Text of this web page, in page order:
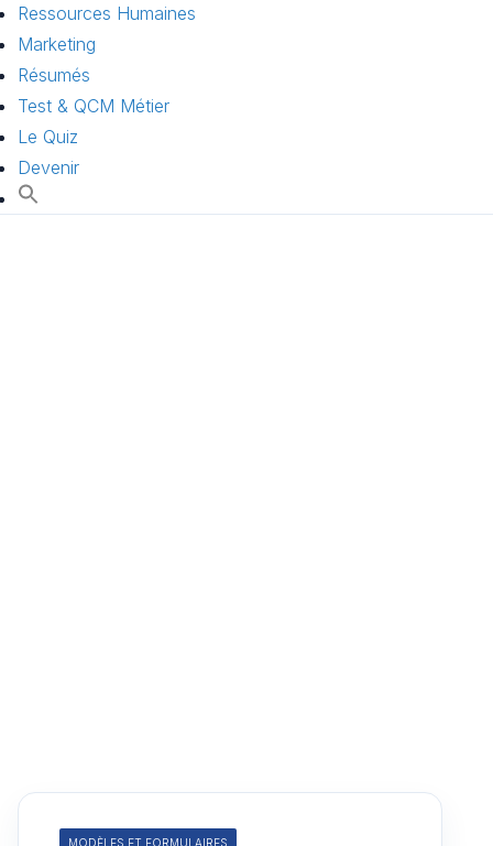
Ressources Humaines
Marketing
Résumés
Test & QCM Métier
Le Quiz
Devenir
MODÈLES ET FORMULAIRES